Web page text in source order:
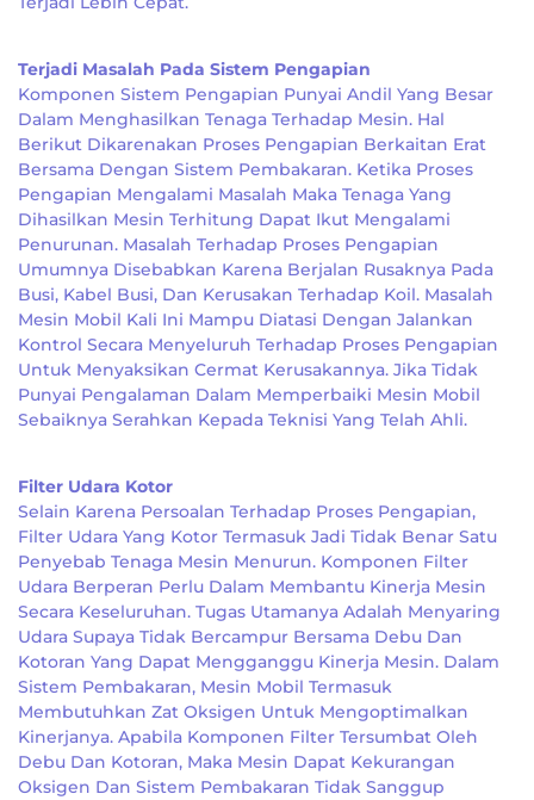
Terjadi Masalah Pada Sistem Pengapian
Komponen Sistem Pengapian Punyai Andil Yang Besar
Dalam Menghasilkan Tenaga Terhadap Mesin. Hal
Berikut Dikarenakan Proses Pengapian Berkaitan Erat
Bersama Dengan Sistem Pembakaran. Ketika Proses
Pengapian Mengalami Masalah Maka Tenaga Yang
Dihasilkan Mesin Terhitung Dapat Ikut Mengalami
Penurunan. Masalah Terhadap Proses Pengapian
Umumnya Disebabkan Karena Berjalan Rusaknya Pada
Busi, Kabel Busi, Dan Kerusakan Terhadap Koil. Masalah
Mesin Mobil Kali Ini Mampu Diatasi Dengan Jalankan
Kontrol Secara Menyeluruh Terhadap Proses Pengapian
Untuk Menyaksikan Cermat Kerusakannya. Jika Tidak
Punyai Pengalaman Dalam Memperbaiki Mesin Mobil
Sebaiknya Serahkan Kepada Teknisi Yang Telah Ahli.
Filter Udara Kotor
Selain Karena Persoalan Terhadap Proses Pengapian,
Filter Udara Yang Kotor Termasuk Jadi Tidak Benar Satu
Penyebab Tenaga Mesin Menurun. Komponen Filter
Udara Berperan Perlu Dalam Membantu Kinerja Mesin
Secara Keseluruhan. Tugas Utamanya Adalah Menyaring
Udara Supaya Tidak Bercampur Bersama Debu Dan
Kotoran Yang Dapat Mengganggu Kinerja Mesin. Dalam
Sistem Pembakaran, Mesin Mobil Termasuk
Membutuhkan Zat Oksigen Untuk Mengoptimalkan
Kinerjanya. Apabila Komponen Filter Tersumbat Oleh
Debu Dan Kotoran, Maka Mesin Dapat Kekurangan
Oksigen Dan Sistem Pembakaran Tidak Sanggup